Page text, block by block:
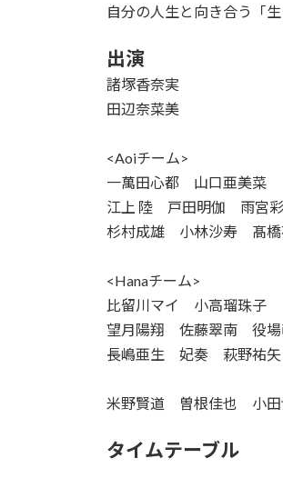
自分の人生と向き合う「
出演
諸塚香奈実
田辺奈菜美
<Aoiチーム>
一萬田心都 山口亜美菜
江上 陸 戸田明伽 雨宮
杉村成雄 小林沙寿 髙
<Hanaチーム>
比留川マイ 小高瑠珠子
望月陽翔 佐藤翠南 役場
長嶋亜生 妃奏 萩野祐
米野賢道 曽根佳也 小
タイムテーブル